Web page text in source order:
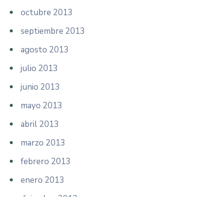
octubre 2013
septiembre 2013
agosto 2013
julio 2013
junio 2013
mayo 2013
abril 2013
marzo 2013
febrero 2013
enero 2013